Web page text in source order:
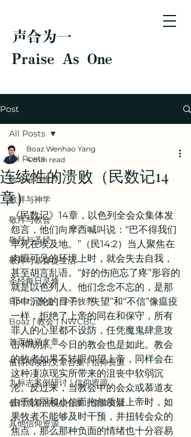
声合为一
Praise As One
Post
All Posts
会众诗歌推荐
敬拜与神学
敬拜与教会
敬拜与圣经
敬拜与基督徒生活
圣经每日灵修
Boaz | 教会 | 学习牧养
Boaz | 教会 | NWCBC
首页推送文章
值得阅读的文章合集 | 信仰资源
九标志案例研讨 | 信仰资源
值得观看的视频合集 | 信仰资源
其他信仰资源
All Posts
连续性的溃败（民数记14
章）
Boaz Wenhao Yang
4 min read
《民数记》14章，以色列全会众集体发
怨言，他们向摩西喊叫说：“巴不得我们
早死在埃及地。”（民14:2）当人聚焦在
肉眼可见的环境上时，就会失去自我，
甚至胡言乱语。“好的伤疤忘了疼”形容的
就是以色列人。他们念念不忘的，是那
罪中沉沦的日子。“失望”和“不信”像瘟疫
一样，拒绝了上帝的同在和保守，所有
罪人的心里都不设防，任凭魔鬼肆意攻
击和劫掠。今日的教会也是如此。教会
的牧者如果不转眼仰望上帝，同样会在
这种凄凉现实所带来的沮丧中软弱沉
沦。反过来，当教会中的会众或慕道友
由于软弱和小信而抱怨质疑上帝时，如
果牧者不能够及时干预，并扭转会众的
焦点，那么那种负面的情绪也十分容易